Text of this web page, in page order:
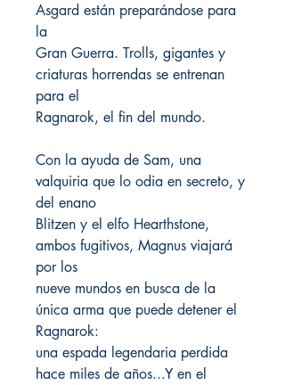
Asgard están preparándose para
la
Gran Guerra. Trolls, gigantes y
criaturas horrendas se entrenan
para el
Ragnarok, el fin del mundo.
Con la ayuda de Sam, una
valquiria que lo odia en secreto, y
del enano
Blitzen y el elfo Hearthstone,
ambos fugitivos, Magnus viajará
por los
nueve mundos en busca de la
única arma que puede detener el
Ragnarok:
una espada legendaria perdida
hace miles de años...Y en el